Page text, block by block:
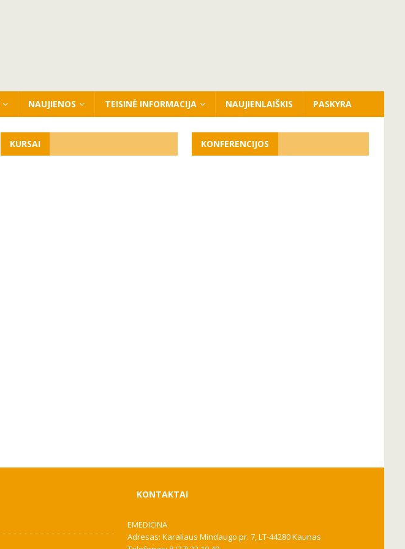
NAUJIENOS TEISINĖ INFORMACIJA NAUJIENLAIŠKIS PASKYRA
KURSAI KONFERENCIJOS
KONTAKTAI
EMEDICINA
Adresas: Karaliaus Mindaugo pr. 7, LT-44280 Kaunas